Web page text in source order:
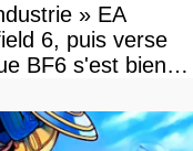
» EA
6, puis verse
BF6 s'est bien